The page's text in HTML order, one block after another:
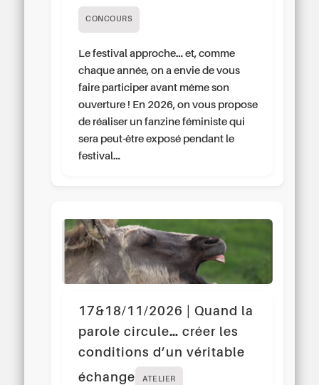
CONCOURS
Le festival approche… et, comme
chaque année, on a envie de vous
faire participer avant même son
ouverture ! En 2026, on vous propose
de réaliser un fanzine féministe qui
sera peut-être exposé pendant le
festival…
17&18/11/2026 | Quand la
parole circule… créer les
conditions d’un véritable
échange
ATELIER